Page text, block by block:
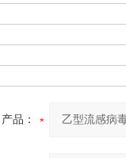
产品：